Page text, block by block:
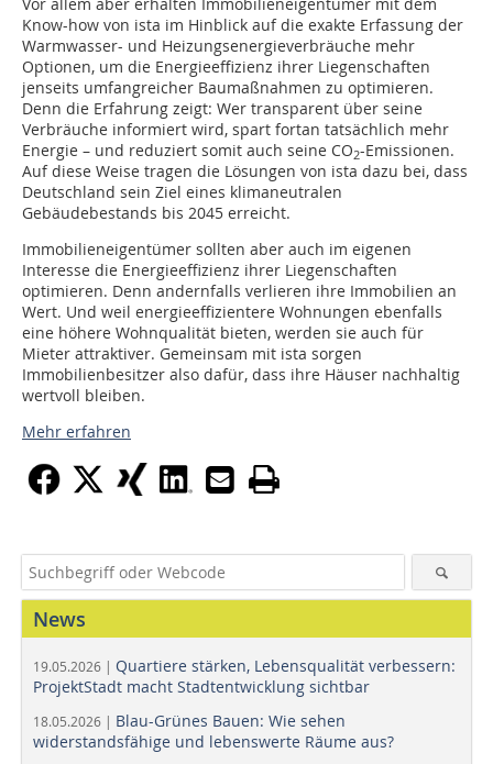
Know-how von ista im Hinblick auf die exakte Erfassung der
Warmwasser- und Heizungsenergieverbräuche mehr
Optionen, um die Energieeffizienz ihrer Liegenschaften
jenseits umfangreicher Baumaßnahmen zu optimieren.
Denn die Erfahrung zeigt: Wer transparent über seine
Verbräuche informiert wird, spart fortan tatsächlich mehr
Energie – und reduziert somit auch seine CO2-Emissionen.
Auf diese Weise tragen die Lösungen von ista dazu bei, dass
Deutschland sein Ziel eines klimaneutralen
Gebäudebestands bis 2045 erreicht.
Immobilieneigentümer sollten aber auch im eigenen
Interesse die Energieeffizienz ihrer Liegenschaften
optimieren. Denn andernfalls verlieren ihre Immobilien an
Wert. Und weil energieeffizientere Wohnungen ebenfalls
eine höhere Wohnqualität bieten, werden sie auch für
Mieter attraktiver. Gemeinsam mit ista sorgen
Immobilienbesitzer also dafür, dass ihre Häuser nachhaltig
wertvoll bleiben.
Mehr erfahren
» 18 x im Jahr
» kostenlos und jederzeit kündbar
Anti-Roboter-Verifizierung
Hier klicken
Friendly Captcha ⇗
Melden Sie sich jetzt an!
Beispiele, Hinweise: Datenschutz, Analyse,
Widerruf
News
19.05.2026 | Quartiere stärken, Lebensqualität verbessern:
ProjektStadt macht Stadtentwicklung sichtbar
18.05.2026 | Blau-Grünes Bauen: Wie sehen
widerstandsfähige und lebenswerte Räume aus?